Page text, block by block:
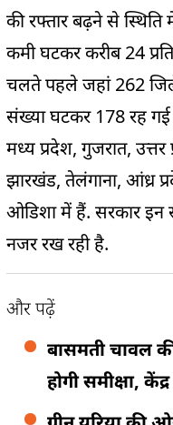
की रफ्तार बढ़ने से
कमी घटकर करीब 24
चलते पहले जहां 262
संख्या घटकर 178 रह गई
मध्य प्रदेश, गुजरात, उत्तर
झारखंड, तेलंगाना, आंध्र
ओडिशा में हैं. सरकार इन
नजर रख रही है.
और पढ़ें
बासमती चावल
होगी समीक्षा,